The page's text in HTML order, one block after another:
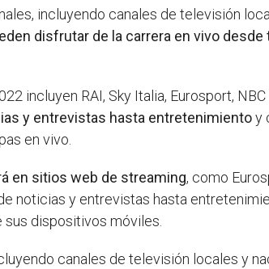
incluyendo canales de televisión
disfrutar de la carrera en vivo desde
incluyen RAI, Sky Italia, Eurosport,
y entrevistas hasta entretenimientoy
en vivo.
en sitios web de streaming, como
noticias y entrevistas hasta
sus dispositivos móviles.
canales de televisión locales y